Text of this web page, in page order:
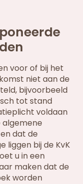
voor of bij het
niet aan de
bijvoorbeeld
tot stand
voldaan
algemene
dat de
liggen bij de KvK
u in een
maken dat de
worden